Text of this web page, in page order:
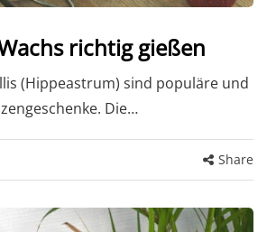
richtig gießen
(Hippeastrum) sind populäre und
Die…
Share